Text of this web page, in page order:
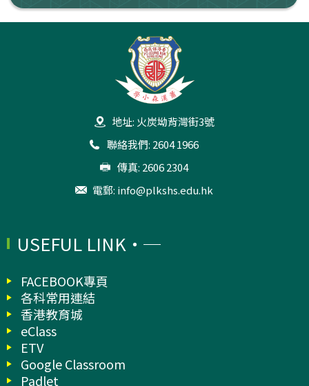
地址: 火炭坳背灣街3號
聯絡我們: 2604 1966
傳真: 2606 2304
電郵: info@plkshs.edu.hk
USEFUL LINK
FACEBOOK專頁
各科常用連結
香港教育城
eClass
ETV
Google Classroom
Padlet